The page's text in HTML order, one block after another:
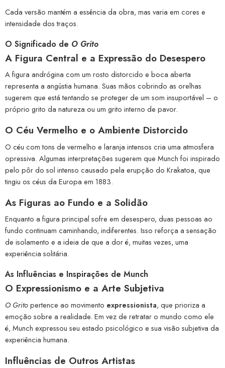
Cada versão mantém a essência da obra, mas varia em cores e
intensidade dos traços.
O Significado de O Grito
A Figura Central e a Expressão do Desespero
A figura andrógina com um rosto distorcido e boca aberta
representa a angústia humana. Suas mãos cobrindo as orelhas
sugerem que está tentando se proteger de um som insuportável – o
próprio grito da natureza ou um grito interno de pavor.
O Céu Vermelho e o Ambiente Distorcido
O céu com tons de vermelho e laranja intensos cria uma atmosfera
opressiva. Algumas interpretações sugerem que Munch foi inspirado
pelo pôr do sol intenso causado pela erupção do Krakatoa, que
tingiu os céus da Europa em 1883.
As Figuras ao Fundo e a Solidão
Enquanto a figura principal sofre em desespero, duas pessoas ao
fundo continuam caminhando, indiferentes. Isso reforça a sensação
de isolamento e a ideia de que a dor é, muitas vezes, uma
experiência solitária.
As Influências e Inspirações de Munch
O Expressionismo e a Arte Subjetiva
O Gritopertence ao movimento expressionista, que prioriza a
emoção sobre a realidade. Em vez de retratar o mundo como ele
é, Munch expressou seu estado psicológico e sua visão subjetiva da
experiência humana.
Influências de Outros Artistas